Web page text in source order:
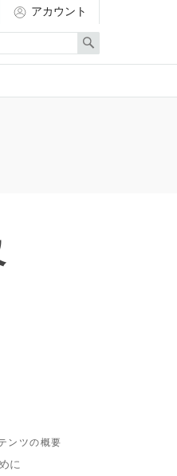
アカウント
Search
ンツの概要
に